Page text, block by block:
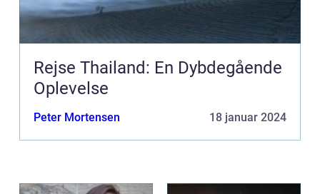
Rejse Thailand: En Dybdegående
Oplevelse
Peter Mortensen 18 januar 2024